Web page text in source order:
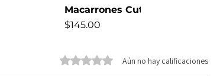
Macarrones Cute
Precio
$145.00
Obtuvo 0 de 5 estrellas.Aún no hay calificaciones